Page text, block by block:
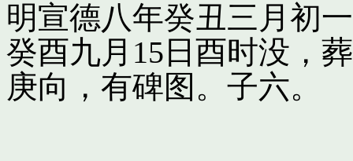
明宣德八年癸丑三月初
癸酉九月15日酉时没，
庚向，有碑图。子六。